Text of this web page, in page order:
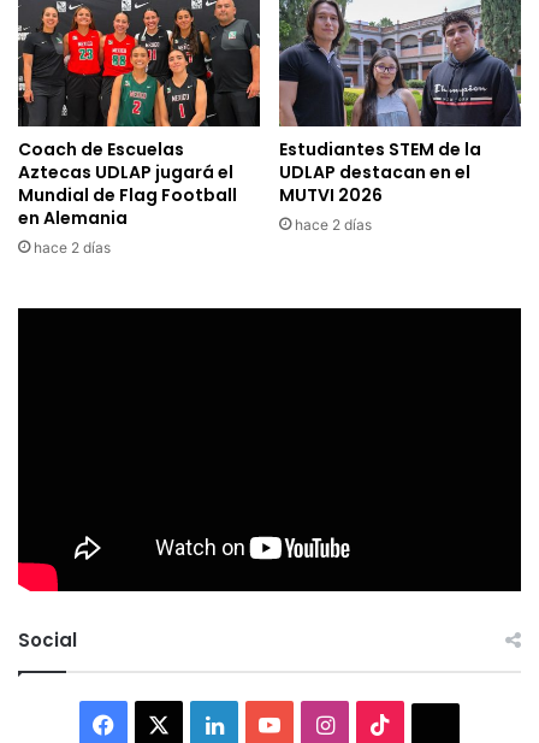
Coach de Escuelas
Aztecas UDLAP jugará el
Mundial de Flag Football
en Alemania
hace 2 días
Estudiantes STEM de la
UDLAP destacan en el
MUTVI 2026
hace 2 días
Social
Facebook LinkedInYouTubeInstagram